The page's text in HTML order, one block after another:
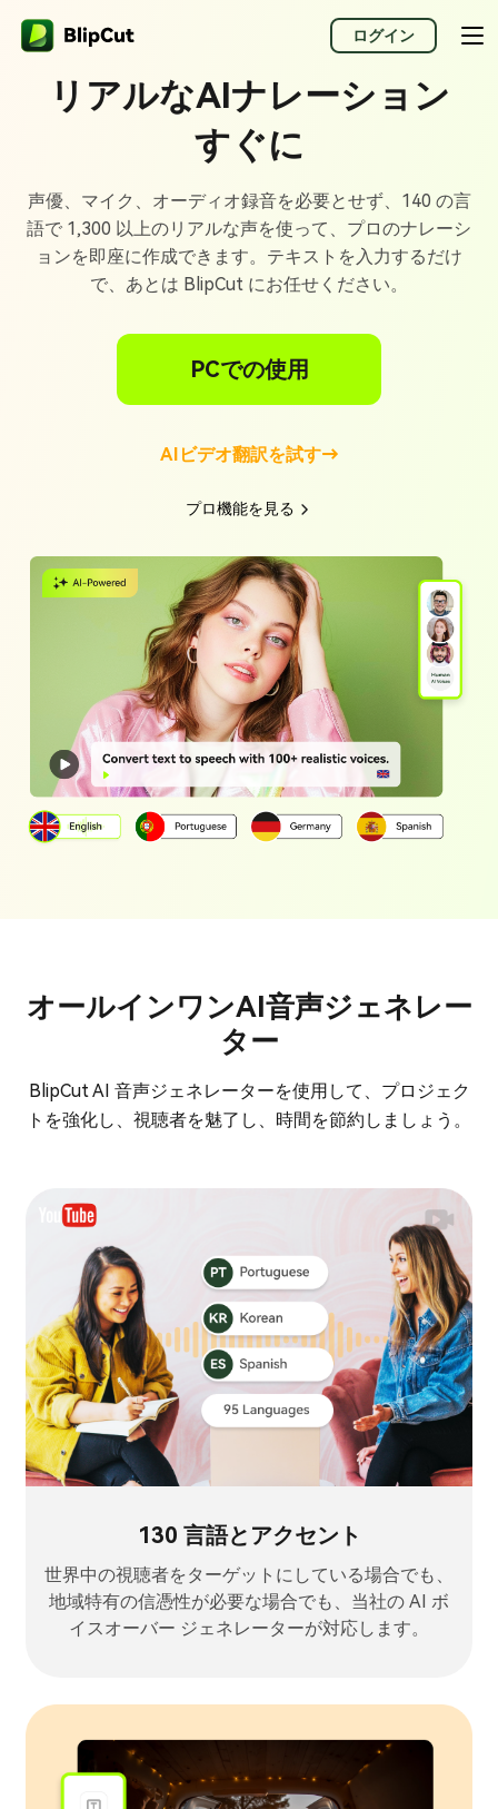
ログイン
リアルなAIナレーション
すぐに
声優、マイク、オーディオ録音を必要とせず、140 の言
語で 1,300 以上のリアルな声を使って、プロのナレーシ
ョンを即座に作成できます。テキストを入力するだけ
で、あとは BlipCut にお任せください。
PCでの使用
AIビデオ翻訳を試す→
プロ機能を見る
オールインワンAI音声ジェネレー
ター
BlipCut AI 音声ジェネレーターを使用して、プロジェク
トを強化し、視聴者を魅了し、時間を節約しましょう。
130 言語とアクセント
世界中の視聴者をターゲットにしている場合でも、
地域特有の信憑性が必要な場合でも、当社の AI ボ
イスオーバー ジェネレーターが対応します。